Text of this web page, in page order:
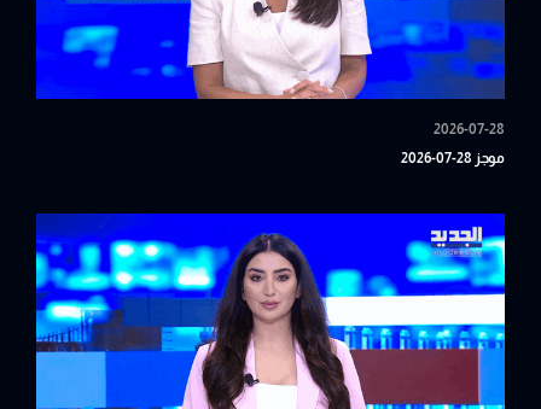
2026-07-28
موجز 28-07-2026